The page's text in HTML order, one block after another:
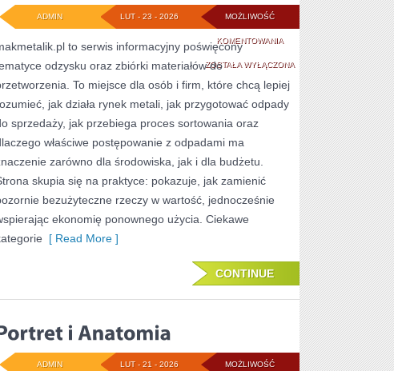
MOŻLIWOŚĆ
KOMENTOWANIAZIELONE
WYDARZENIA
ZOSTAŁA WYŁĄCZONA
LUT - 23 - 2026
ADMIN
to serwis informacyjny poświęcony
odzysku oraz zbiórki materiałów do
To miejsce dla osób i firm, które chcą lepiej
jak działa rynek metali, jak przygotować odpady
sprzedaży, jak przebiega proces sortowania oraz
właściwe postępowanie z odpadami ma
zarówno dla środowiska, jak i dla budżetu.
skupia się na praktyce: pokazuje, jak zamienić
bezużyteczne rzeczy w wartość, jednocześnie
ekonomię ponownego użycia. Ciekawe
[ Read More ]
CONTINUE
MOŻLIWOŚĆ
LUT - 21 - 2026
ADMIN